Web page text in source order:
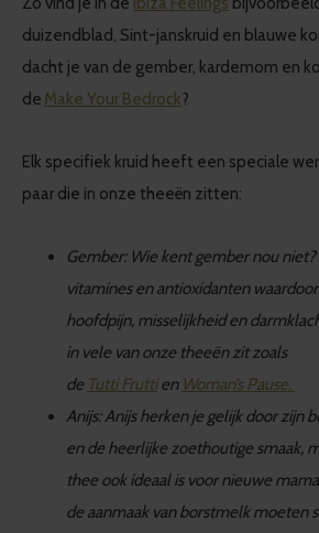
duizendblad, Sint-janskruid en blauwe
dacht je van de gember, kardemom en
de Make Your Bedrock?
Elk specifiek kruid heeft een speciale
paar die in onze theeën zitten:
Gember: Wie kent gember nou
vitamines en antioxidanten
hoofdpijn, misselijkheid en
in vele van onze theeën zit zoals
de Tutti Fruttien Woman’s Pause.
Anijs: Anijs herken je gelijk door zijn
en de heerlijke zoethoutige smaak,
thee ook ideaal is voor nieuwe
de aanmaak van borstmelk moeten